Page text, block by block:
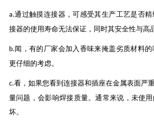
a.通过触摸连接器，可感受其生产工艺是否
接器的使用寿命无法保证，同时其安全性与高
b.闻，有的厂家会加入香味来掩盖劣质材料
更仔细的考虑。
c.看，如果您看到连接器和插座在金属表面严
量问题，会影响焊接质量。通常来说，未使
坏。